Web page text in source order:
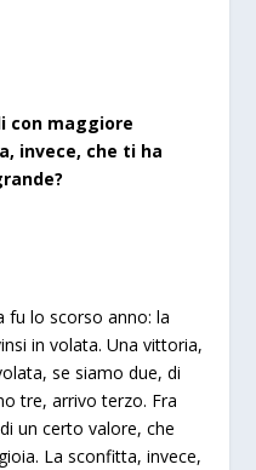
con maggiore
invece, che ti ha
fu lo scorso anno: la
in volata. Una vittoria,
se siamo due, di
tre, arrivo terzo. Fra
un certo valore, che
La sconfitta, invece,